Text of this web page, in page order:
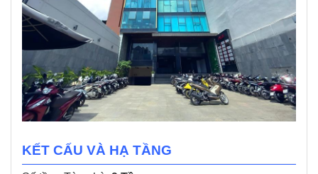
KẾT CẤU VÀ HẠ TẦNG